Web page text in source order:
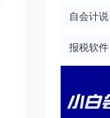
自会计说
报税软件